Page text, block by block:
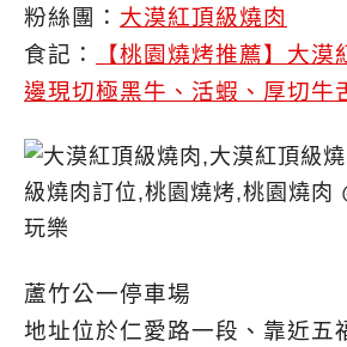
粉絲團： 大漠紅頂級燒肉
食記：
【桃園燒烤推薦】大漠
邊現切極黑牛、活蝦、厚切牛
蘆竹公一停車場
地址位於仁愛路一段、靠近五